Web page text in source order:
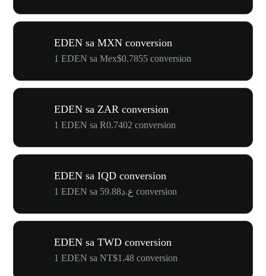
EDEN sa MXN conversion
1 EDEN sa Mex$0.7855 conversion
EDEN sa ZAR conversion
1 EDEN sa R0.7402 conversion
EDEN sa IQD conversion
1 EDEN sa ع.د59.88 conversion
EDEN sa TWD conversion
1 EDEN sa NT$1.48 conversion